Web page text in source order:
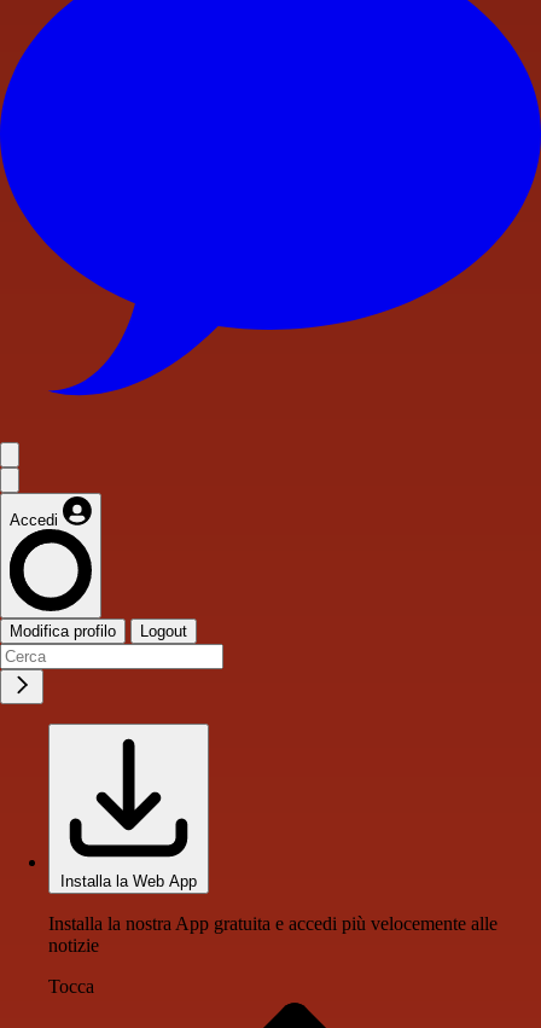
Accedi
Modifica profilo Logout
Installa la Web App
Installa la nostra App gratuita e accedi più velocemente alle
notizie
Tocca